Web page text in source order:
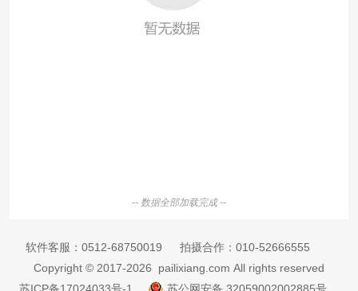
-- 数据全部加载完成 --
软件客服： 0512-68750019 拍摄合作： 010-52666555
Copyright © 2017-2026 pailixiang.com All rights reserved
苏ICP备17024033号-1
苏公网安备 32059002002885号